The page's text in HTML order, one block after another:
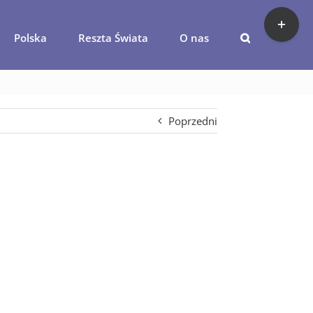
Polska Reszta Świata O nas
owoce (2)
Poprzedni
Toggle
Sliding
Bar